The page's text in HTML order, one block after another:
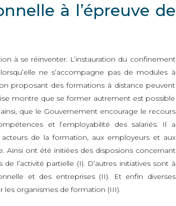
à l’épreuve de
à se réinventer. L’instauration du confinement
ne s’accompagne pas de modules à
proposant des formations à distance peuvent
montre que se former autrement est possible
que le Gouvernement encourage le recours
et l’employabilité des salariés. Il a
de la formation, aux employeurs et aux
Ainsi ont été initiées des disposions concernant
l’activité partielle (I). D’autres initiatives sont à
et des entreprises (II). Et enfin diverses
organismes de formation (III).